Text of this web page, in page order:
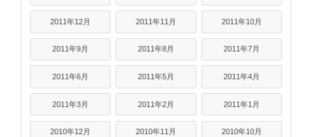
2011年12月 2011年11月 2011年10月
2011年9月 2011年8月 2011年7月
2011年6月 2011年5月 2011年4月
2011年3月 2011年2月 2011年1月
2010年12月 2010年11月 2010年10月